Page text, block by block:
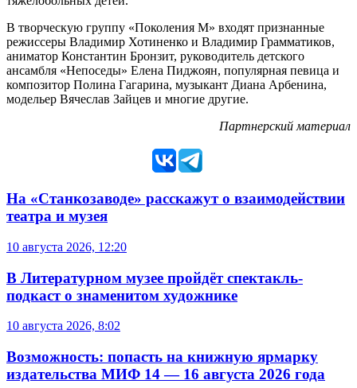
В творческую группу «Поколения М» входят признанные
режиссеры Владимир Хотиненко и Владимир Грамматиков,
аниматор Константин Бронзит, руководитель детского
ансамбля «Непоседы» Елена Пиджоян, популярная певица и
композитор Полина Гагарина, музыкант Диана Арбенина,
модельер Вячеслав Зайцев и многие другие.
Партнерский материал
На «Станкозаводе» расскажут о взаимодействии
театра и музея
10 августа 2026, 12:20
В Литературном музее пройдёт спектакль-
подкаст о знаменитом художнике
10 августа 2026, 8:02
Возможность: попасть на книжную ярмарку
издательства МИФ 14 — 16 августа 2026 года